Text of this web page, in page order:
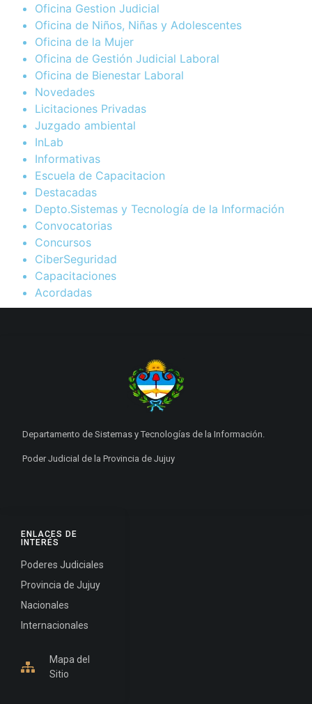
Oficina Gestion Judicial
Oficina de Niños, Niñas y Adolescentes
Oficina de la Mujer
Oficina de Gestión Judicial Laboral
Oficina de Bienestar Laboral
Novedades
Licitaciones Privadas
Juzgado ambiental
InLab
Informativas
Escuela de Capacitacion
Destacadas
Depto.Sistemas y Tecnología de la Información
Convocatorias
Concursos
CiberSeguridad
Capacitaciones
Acordadas
ENLACES DE
INTERÉS
Poderes Judiciales
Provincia de Jujuy
Nacionales
Internacionales
Mapa del
Sitio
Departamento de Sistemas y Tecnologías de la Información.
Poder Judicial de la Provincia de Jujuy